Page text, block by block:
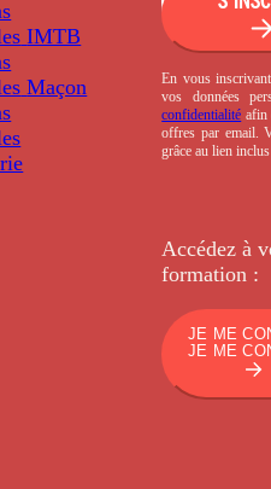
IMTB
Maçon
En vous
vos données
confidentialité afin
offres par email.
grâce au lien
Accédez à
formation :
JE ME
JE ME